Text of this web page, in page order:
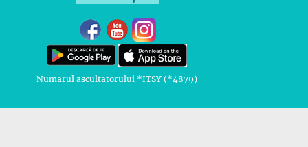
Numarul ascultatorului *ITSY (*4879)